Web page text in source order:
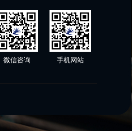
微信咨询 手机网站